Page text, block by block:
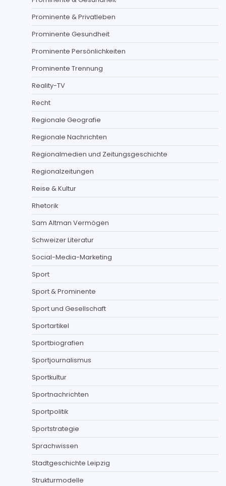
Prominente & Privatleben
Prominente Gesundheit
Prominente Persönlichkeiten
Prominente Trennung
Reality-TV
Recht
Regionale Geografie
Regionale Nachrichten
Regionalmedien und Zeitungsgeschichte
Regionalzeitungen
Reise & Kultur
Rhetorik
Sam Altman Vermögen
Schweizer Literatur
Social-Media-Marketing
Sport
Sport & Prominente
Sport und Gesellschaft
Sportartikel
Sportbiografien
Sportjournalismus
Sportkultur
Sportnachrichten
Sportpolitik
Sportstrategie
Sprachwissen
Stadtgeschichte Leipzig
Strukturmodelle